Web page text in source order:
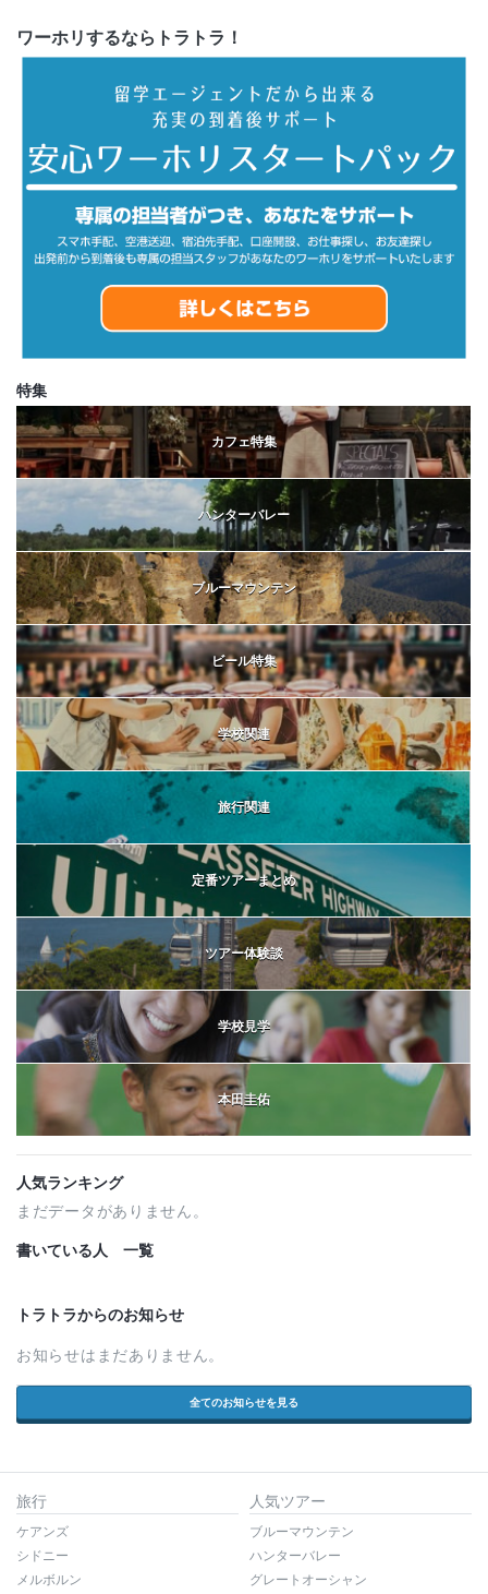
ワーホリするならトラトラ！
特集
カフェ特集
ハンターバレー
ブルーマウンテン
ビール特集
学校関連
旅行関連
定番ツアーまとめ
ツアー体験談
学校見学
本田圭佑
人気ランキング
まだデータがありません。
書いている人 一覧
トラトラからのお知らせ
お知らせはまだありません。
全てのお知らせを見る
旅行
ケアンズ
シドニー
メルボルン
人気ツアー
ブルーマウンテン
ハンターバレー
グレートオーシャン